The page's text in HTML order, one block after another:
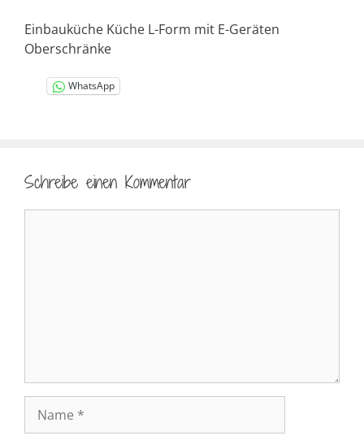
Einbauküche Küche L-Form mit E-Geräten
Oberschränke
WhatsApp
Schreibe einen Kommentar